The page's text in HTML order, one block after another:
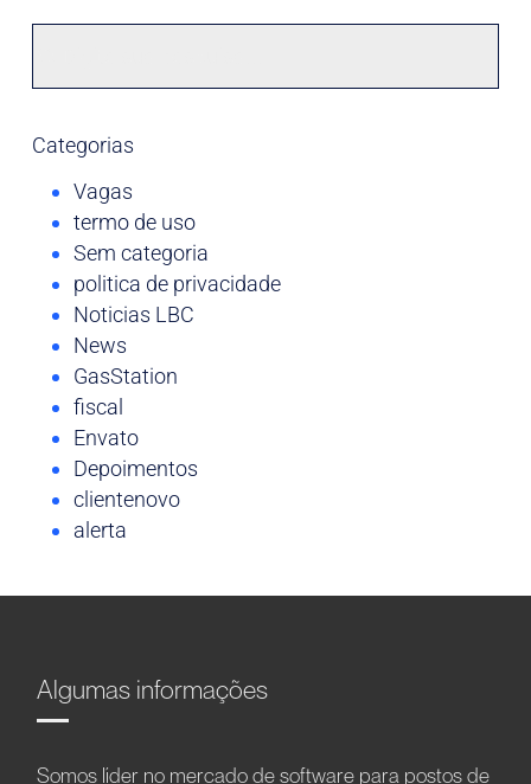
Categorias
Vagas
termo de uso
Sem categoria
politica de privacidade
Noticias LBC
News
GasStation
fiscal
Envato
Depoimentos
clientenovo
alerta
Algumas informações
Somos líder no mercado de software para postos de